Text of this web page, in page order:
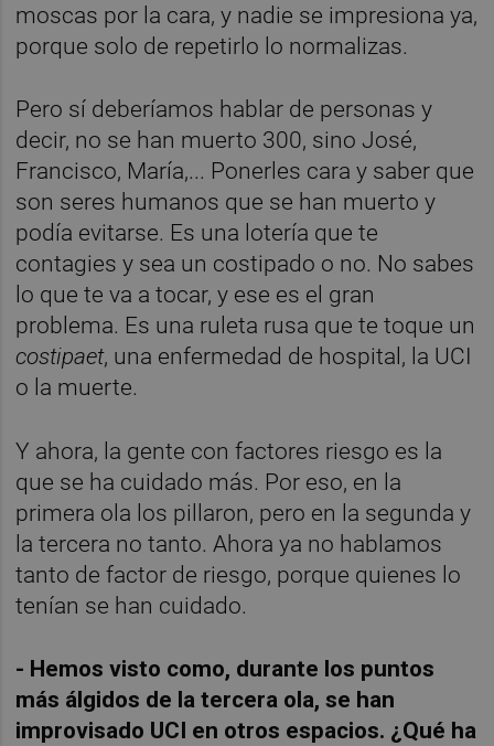
moscas por la cara, y nadie se impresiona ya,
porque solo de repetirlo lo normalizas.
Pero sí deberíamos hablar de personas y
decir, no se han muerto 300, sino José,
Francisco, María,... Ponerles cara y saber que
son seres humanos que se han muerto y
podía evitarse. Es una lotería que te
contagies y sea un costipado o no. No sabes
lo que te va a tocar, y ese es el gran
problema. Es una ruleta rusa que te toque un
costipaet, una enfermedad de hospital, la UCI
o la muerte.
Y ahora, la gente con factores riesgo es la
que se ha cuidado más. Por eso, en la
primera ola los pillaron, pero en la segunda y
la tercera no tanto. Ahora ya no hablamos
tanto de factor de riesgo, porque quienes lo
tenían se han cuidado.
- Hemos visto como, durante los puntos
más álgidos de la tercera ola, se han
improvisado UCI en otros espacios. ¿Qué ha